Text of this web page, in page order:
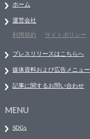
ホーム
運営会社
利用規約
サイトポリシー
プレスリリースはこちらへ
媒体資料および広告メニュー
記事に関するお問い合わせ
MENU
SDGs